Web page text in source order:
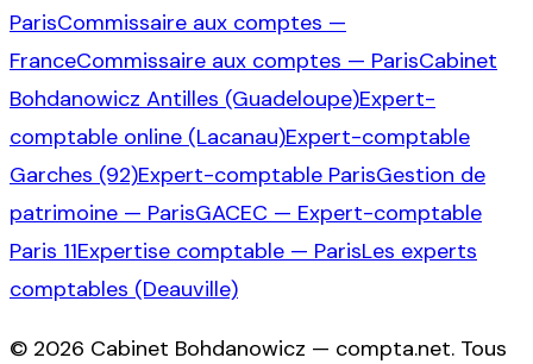
ParisCommissaire aux comptes —
FranceCommissaire aux comptes — ParisCabinet
Bohdanowicz Antilles (Guadeloupe)Expert-
comptable online (Lacanau)Expert-comptable
Garches (92)Expert-comptable ParisGestion de
patrimoine — ParisGACEC — Expert-comptable
Paris 11Expertise comptable — ParisLes experts
comptables (Deauville)
© 2026 Cabinet Bohdanowicz — compta.net. Tous